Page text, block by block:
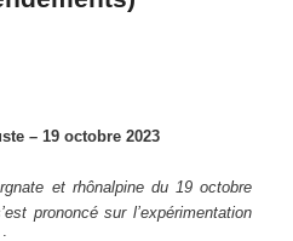
– 19 octobre 2023
et rhônalpine du 19 octobre
prononcé sur l’expérimentation